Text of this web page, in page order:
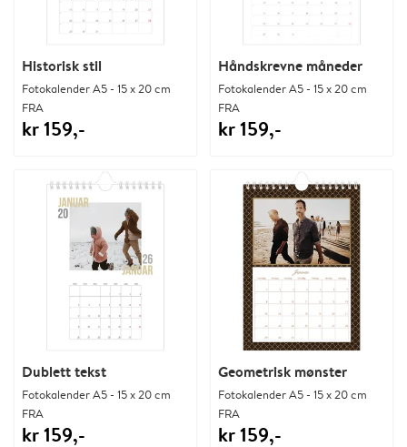
Historisk stil
Fotokalender A5 - 15 x 20 cm
FRA
kr 159,-
Håndskrevne måneder
Fotokalender A5 - 15 x 20 cm
FRA
kr 159,-
Dublett tekst
Fotokalender A5 - 15 x 20 cm
FRA
kr 159,-
Geometrisk mønster
Fotokalender A5 - 15 x 20 cm
FRA
kr 159,-